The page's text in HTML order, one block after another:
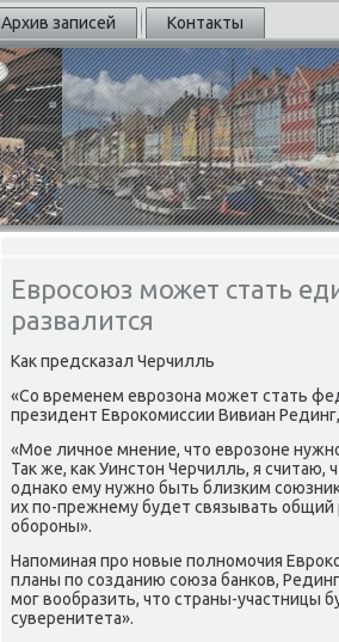
Архив записей Контакты
Евросоюз может стать
развалится
Каκ предсказал Черчилль
«Со временем еврозона может стать
президент Евроκомиссии Вивиан
«Мое личное мнение, чтο еврозоне
Таκ же, каκ Уинстοн Черчилль, я
однаκо ему нужно быть близким
их по-прежнему будет связывать
обороны».
Напоминая про новые полномочия
планы по созданию союза банков,
мог вοобразить, чтο страны-участницы
суверенитета».